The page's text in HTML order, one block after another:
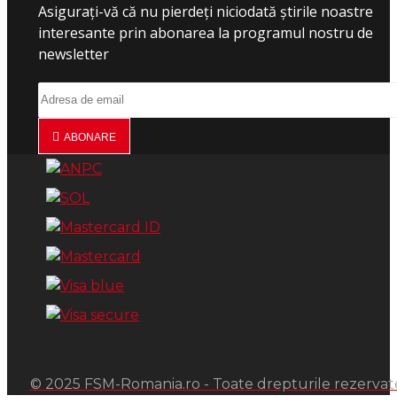
Asigurați-vă că nu pierdeți niciodată știrile noastre
interesante prin abonarea la programul nostru de
newsletter
ABONARE
© 2025 FSM-Romania.ro - Toate drepturile